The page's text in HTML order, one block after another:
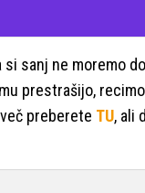
sanj ne moremo
prestrašijo,
preberete TU, ali